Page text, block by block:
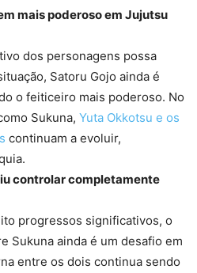
mais poderoso em Jujutsu
dos personagens possa
Satoru Gojo ainda é
o feiticeiro mais poderoso. No
Sukuna, Yuta Okkotsu e os
continuam a evoluir,
controlar completamente
progressos significativos, o
Sukuna ainda é um desafio em
entre os dois continua sendo